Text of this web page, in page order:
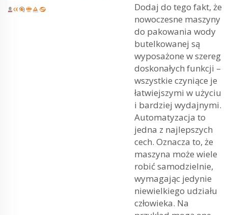
Dodaj do tego fakt, że
nowoczesne maszyny
do pakowania wody
butelkowanej są
wyposażone w szereg
doskonałych funkcji –
wszystkie czyniące je
łatwiejszymi w użyciu
i bardziej wydajnymi.
Automatyzacja to
jedna z najlepszych
cech. Oznacza to, że
maszyna może wiele
robić samodzielnie,
wymagając jedynie
niewielkiego udziału
człowieka. Na